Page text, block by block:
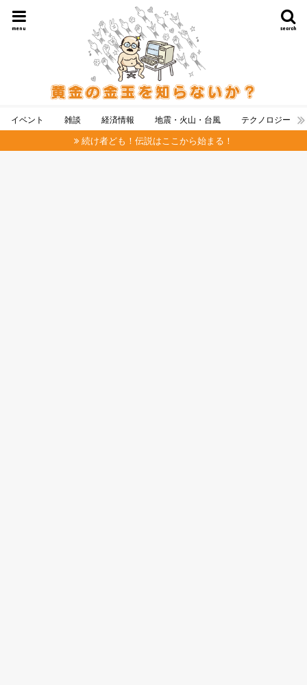
search
menu
イベント 雑談 経済情報 地震・火山・台風 テクノロジー
続け者ども！伝説はここから始まる！